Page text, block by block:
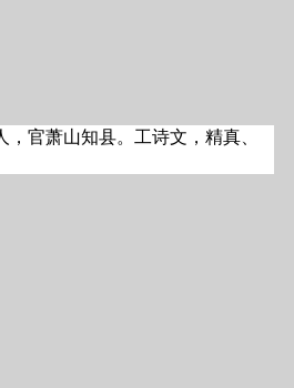
官萧山知县。工诗文，精真、